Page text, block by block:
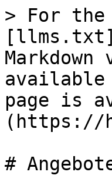
> For the
available
page is
(https://
#